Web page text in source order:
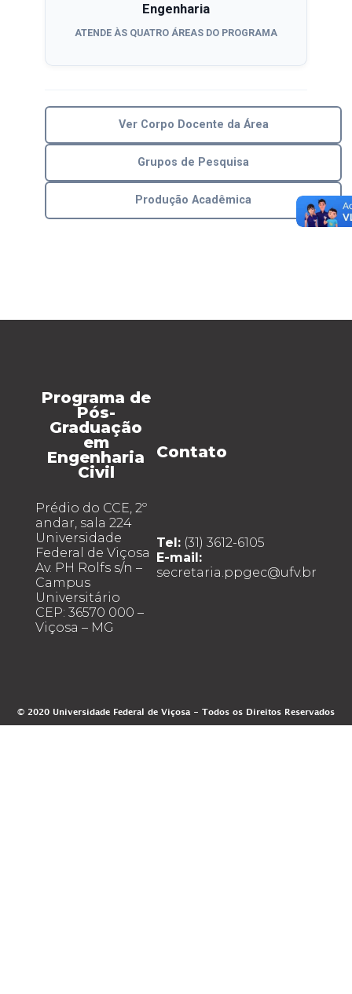
Engenharia
ATENDE ÀS QUATRO ÁREAS DO PROGRAMA
Ver Corpo Docente da Área
Grupos de Pesquisa
Produção Acadêmica
Programa de
Pós-
Graduação
em
Engenharia
Civil
Prédio do CCE, 2º
andar, sala 224
Universidade
Federal de Viçosa
Av. PH Rolfs s/n –
Campus
Universitário
CEP: 36570 000 –
Viçosa – MG
Contato
Tel: (31) 3612-6105
E-mail:
secretaria.ppgec@ufv.br
© 2020 Universidade Federal de Viçosa - Todos os Direitos Reservados